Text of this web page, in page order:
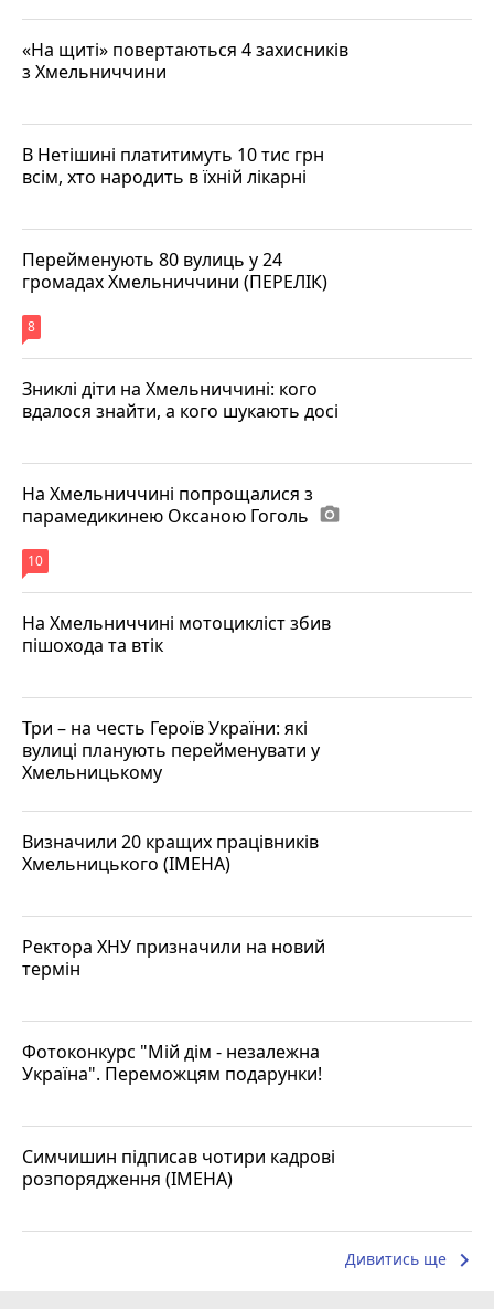
«На щиті» повертаються 4 захисників
з Хмельниччини
В Нетішині платитимуть 10 тис грн
всім, хто народить в їхній лікарні
Перейменують 80 вулиць у 24
громадах Хмельниччини (ПЕРЕЛІК)
8
Зниклі діти на Хмельниччині: кого
вдалося знайти, а кого шукають досі
На Хмельниччині попрощалися з
парамедикинею Оксаною Гоголь photo_camera
10
На Хмельниччині мотоцикліст збив
пішохода та втік
Три – на честь Героїв України: які
вулиці планують перейменувати у
Хмельницькому
Визначили 20 кращих працівників
Хмельницького (ІМЕНА)
Ректора ХНУ призначили на новий
термін
Фотоконкурс "Мій дім - незалежна
Україна". Переможцям подарунки!
Симчишин підписав чотири кадрові
розпорядження (ІМЕНА)
Дивитись ще keyboard_arrow_right